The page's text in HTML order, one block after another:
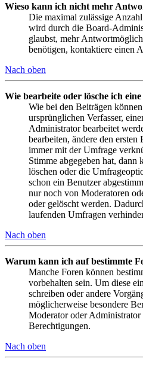
Wieso kann ich nicht mehr
Die maximal zulässige
wird durch die Board-
glaubst, mehr
benötigen, kontaktiere einen
Nach oben
Wie bearbeite oder lösche ich
Wie bei den Beiträgen
ursprünglichen Verfasser,
Administrator bearbeitet
bearbeiten, ändere den ersten
immer mit der Umfrage
Stimme abgegeben hat,
löschen oder die
schon ein Benutzer
nur noch von Moderatoren
oder gelöscht werden.
laufenden Umfragen
Nach oben
Warum kann ich auf bestimmte
Manche Foren können
vorbehalten sein. Um diese
schreiben oder andere
möglicherweise besondere
Moderator oder Administrator
Berechtigungen.
Nach oben